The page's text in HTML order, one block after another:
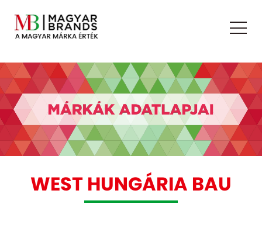
WEST HUNGÁRIA BAU